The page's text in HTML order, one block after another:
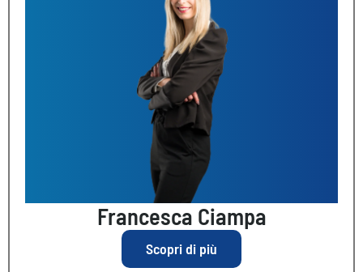
Francesca Ciampa
Scopri di più